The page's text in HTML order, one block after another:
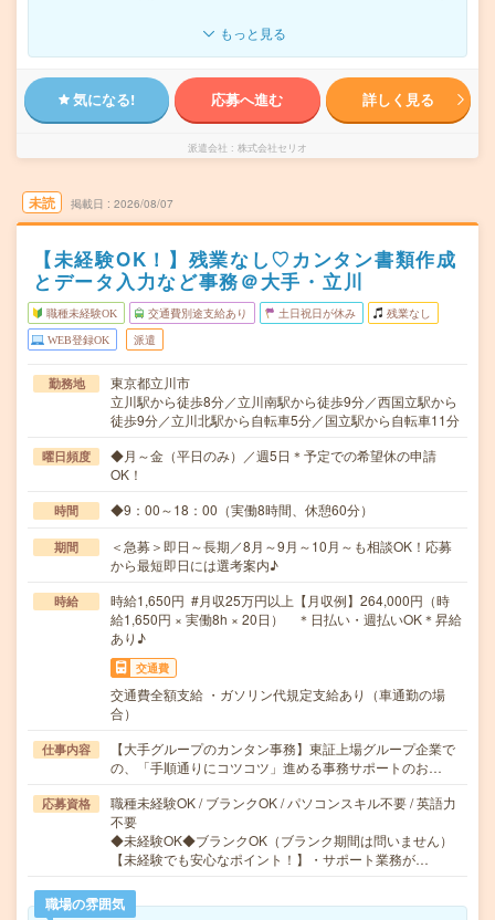
もっと見る
気になる! 応募へ進む 詳しく見る
派遣会社 株式会社セリオ
未読 掲載日 2026/08/07
【未経験OK！】残業なし♡カンタン書類作成
とデータ入力など事務＠大手・立川
職種未経験OK 交通費別途支給あり 土日祝日が休み 残業なし
WEB登録OK 派遣
勤務地
東京都立川市
立川駅から徒歩8分／立川南駅から徒歩9分／西国立駅から
徒歩9分／立川北駅から自転車5分／国立駅から自転車11分
曜日頻度
◆月～金（平日のみ）／週5日＊予定での希望休の申請
OK！
時間 ◆9：00～18：00（実働8時間、休憩60分）
期間
＜急募＞即日～長期／8月～9月～10月～も相談OK！応募
から最短即日には選考案内♪
時給
時給1,650円 #月収25万円以上【月収例】264,000円（時
給1,650円 × 実働8h × 20日） ＊日払い・週払いOK＊昇給
あり♪
交通費
交通費全額支給 ・ガソリン代規定支給あり（車通勤の場
合）
仕事内容
【大手グループのカンタン事務】東証上場グループ企業で
の、「手順通りにコツコツ」進める事務サポートのお…
応募資格
職種未経験OK / ブランクOK / パソコンスキル不要 / 英語力
不要
◆未経験OK◆ブランクOK（ブランク期間は問いません）
【未経験でも安心なポイント！】・サポート業務が…
職場の雰囲気